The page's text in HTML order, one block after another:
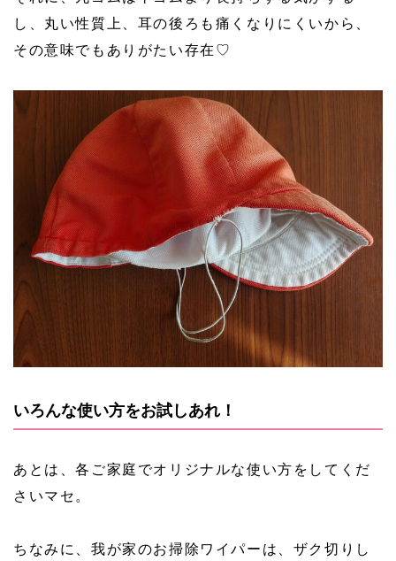
し、丸い性質上、耳の後ろも痛くなりにくいから、
その意味でもありがたい存在♡
いろんな使い方をお試しあれ！
あとは、各ご家庭でオリジナルな使い方をしてくだ
さいマセ。
ちなみに、我が家のお掃除ワイパーは、ザク切りし